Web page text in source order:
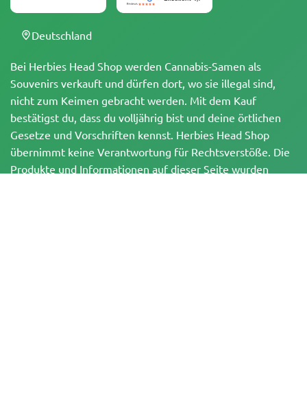
Bei Herbies Head Shop werden Cannabis-Samen als
Souvenirs verkauft und dürfen dort, wo sie illegal sind,
nicht zum Keimen gebracht werden. Mit dem Kauf
bestätigst du, dass du volljährig bist und deine örtlichen
Gesetze und Vorschriften kennst. Herbies Head Shop
übernimmt keine Verantwortung für Rechtsverstöße. Die
Produkte und Informationen auf dieser Seite wurden
Deutschland